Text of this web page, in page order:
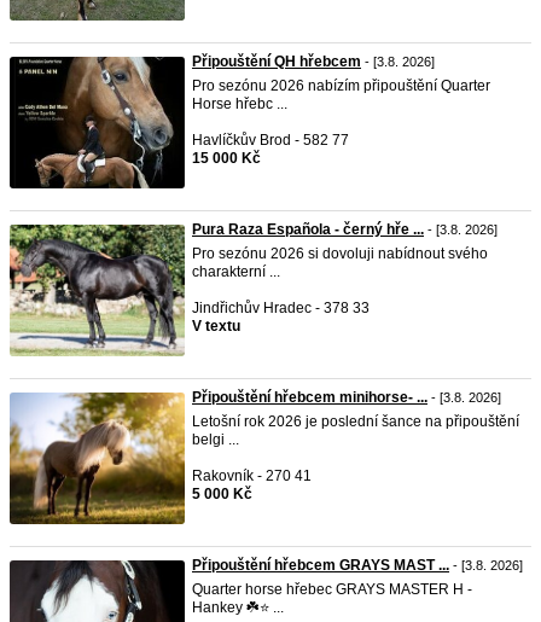
Připouštění QH hřebcem - [3.8. 2026]
Pro sezónu 2026 nabízím připouštění Quarter
Horse hřebc ...
Havlíčkův Brod - 582 77
15 000 Kč
Pura Raza Española - černý hře ... - [3.8. 2026]
Pro sezónu 2026 si dovoluji nabídnout svého
charakterní ...
Jindřichův Hradec - 378 33
V textu
Připouštění hřebcem minihorse- ... - [3.8. 2026]
Letošní rok 2026 je poslední šance na připouštění
belgi ...
Rakovník - 270 41
5 000 Kč
Připouštění hřebcem GRAYS MAST ... - [3.8. 2026]
Quarter horse hřebec GRAYS MASTER H -
Hankey ☘️⭐️ ...